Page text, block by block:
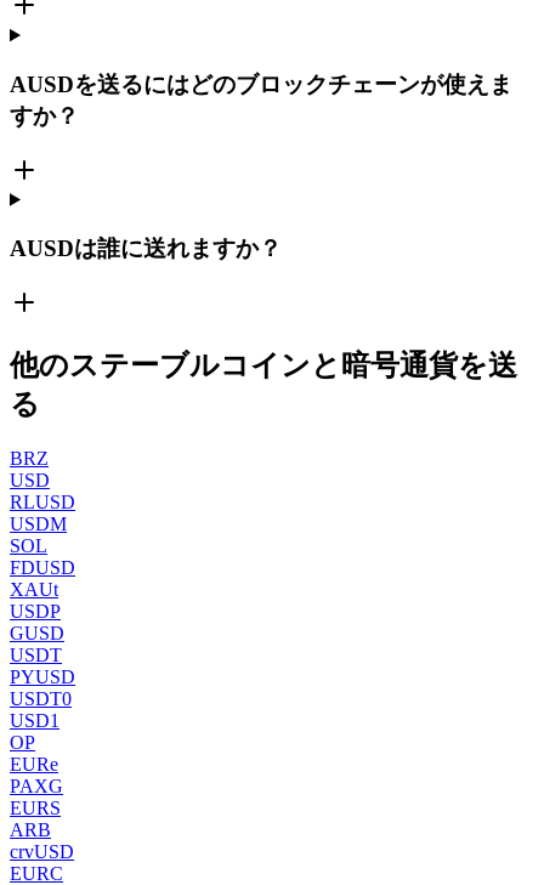
AUSDを送るにはどのブロックチェーンが使えま
すか？
AUSDは誰に送れますか？
他のステーブルコインと暗号通貨を送
る
BRZ
USD
RLUSD
USDM
SOL
FDUSD
XAUt
USDP
GUSD
USDT
PYUSD
USDT0
USD1
OP
EURe
PAXG
EURS
ARB
crvUSD
EURC